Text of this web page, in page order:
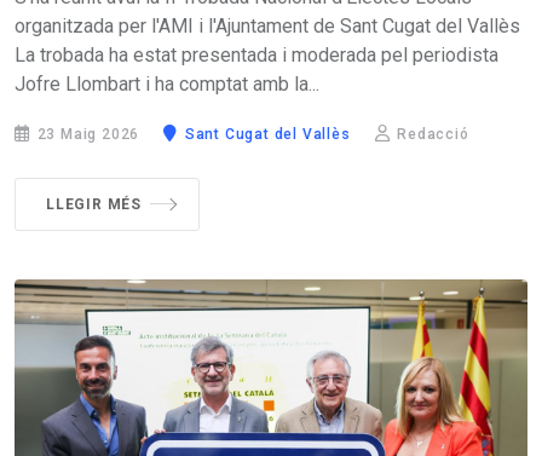
organitzada per l'AMI i l'Ajuntament de Sant Cugat del Vallès
La trobada ha estat presentada i moderada pel periodista
Jofre Llombart i ha comptat amb la...
23 Maig 2026 Sant Cugat del Vallès Redacció
LLEGIR MÉS